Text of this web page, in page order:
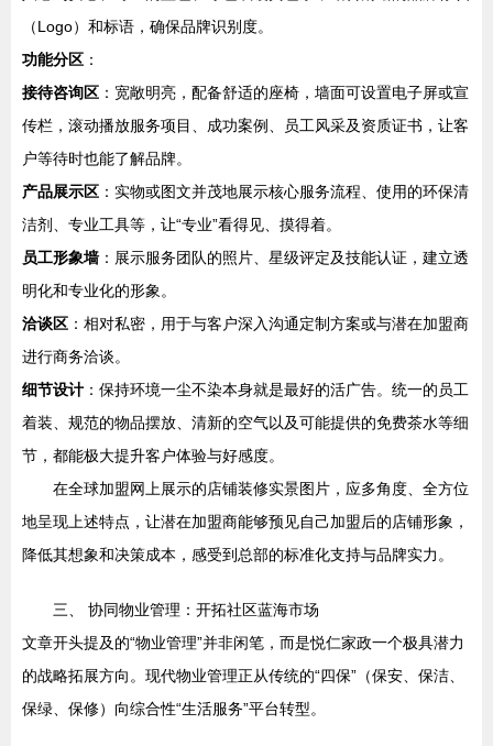
（Logo）和标语，确保品牌识别度。
功能分区 ：
接待咨询区 ：宽敞明亮，配备舒适的座椅，墙面可设置电子屏或宣
传栏，滚动播放服务项目、成功案例、员工风采及资质证书，让客
户等待时也能了解品牌。
产品展示区 ：实物或图文并茂地展示核心服务流程、使用的环保清
洁剂、专业工具等，让“专业”看得见、摸得着。
员工形象墙：展示服务团队的照片、星级评定及技能认证，建立透
明化和专业化的形象。
洽谈区 ：相对私密，用于与客户深入沟通定制方案或与潜在加盟商
进行商务洽谈。
细节设计 ：保持环境一尘不染本身就是最好的活广告。统一的员工
着装、规范的物品摆放、清新的空气以及可能提供的免费茶水等细
节，都能极大提升客户体验与好感度。
在全球加盟网上展示的店铺装修实景图片，应多角度、全方位
地呈现上述特点，让潜在加盟商能够预见自己加盟后的店铺形象，
降低其想象和决策成本，感受到总部的标准化支持与品牌实力。
三、 协同物业管理：开拓社区蓝海市场
文章开头提及的“物业管理”并非闲笔，而是悦仁家政一个极具潜力
的战略拓展方向。现代物业管理正从传统的“四保”（保安、保洁、
保绿、保修）向综合性“生活服务”平台转型。